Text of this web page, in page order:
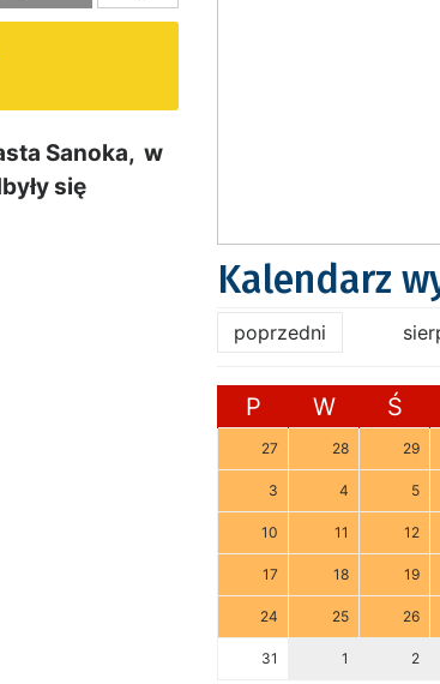
Sanoka, w
się
Kalendarz
poprzedni
P W Ś
27 28 29
3 4 5
10 11 12
17 18 19
24 25 26
31 1 2